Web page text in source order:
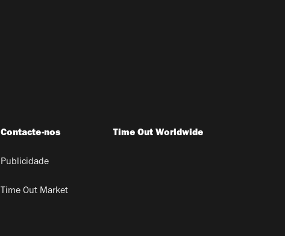
Contacte-nos
Publicidade
Time Out Market
Time Out Worldwide